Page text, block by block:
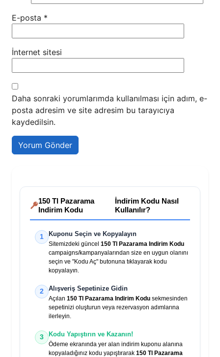
E-posta *
İnternet sitesi
Daha sonraki yorumlarımda kullanılması için adım, e-
posta adresim ve site adresim bu tarayıcıya
kaydedilsin.
150 Tl Pazarama
Indirim Kodu
İndirim Kodu Nasıl
Kullanılır?
1 Kuponu Seçin ve Kopyalayın
Sitemizdeki güncel 150 Tl Pazarama Indirim Kodu
campaigns/kampanyalarından size en uygun olanını
seçin ve "Kodu Aç" butonuna tıklayarak kodu
kopyalayın.
2 Alışveriş Sepetinize Gidin
Açılan 150 Tl Pazarama Indirim Kodu sekmesinden
sepetinizi oluşturun veya rezervasyon adımlarına
ilerleyin.
3 Kodu Yapıştırın ve Kazanın!
Ödeme ekranında yer alan indirim kuponu alanına
kopyaladığınız kodu yapıştırarak 150 Tl Pazarama